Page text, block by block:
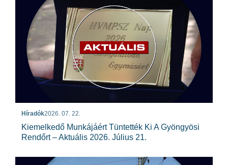
Híradók2026. 07. 22.
Kiemelkedő Munkájáért Tüntették Ki A Gyöngyösi
Rendőrt – Aktuális 2026. Július 21.